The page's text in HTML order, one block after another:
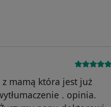
usunięte
mamą która jest już
. opinia.